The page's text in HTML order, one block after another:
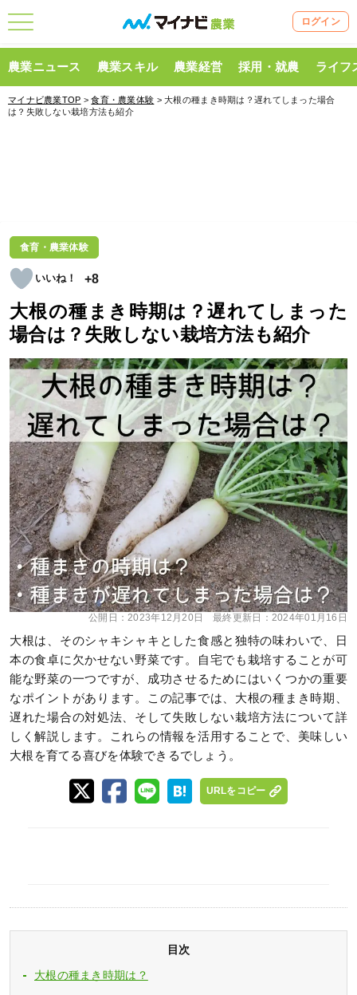
ログイン
農業ニュース 農業スキル 農業経営 採用・就農 ライフ
マイナビ農業TOP >食育・農業体験 > 大根の種まき時期は？遅れてしまった場合
は？失敗しない栽培方法も紹介
食育・農業体験
+8
大根の種まき時期は？遅れてしまった
場合は？失敗しない栽培方法も紹介
公開日：2023年12月20日 最終更新日： 2024年01月16日
大根は、そのシャキシャキとした食感と独特の味わいで、日
本の食卓に欠かせない野菜です。自宅でも栽培することが可
能な野菜の一つですが、成功させるためにはいくつかの重要
なポイントがあります。この記事では、大根の種まき時期、
遅れた場合の対処法、そして失敗しない栽培方法について詳
しく解説します。これらの情報を活用することで、美味しい
大根を育てる喜びを体験できるでしょう。
URLをコピー
目次
大根の種まき時期は？